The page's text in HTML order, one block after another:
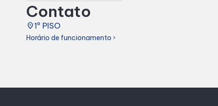
Contato
place1º PISO
Horário de funcionamento chevron_right